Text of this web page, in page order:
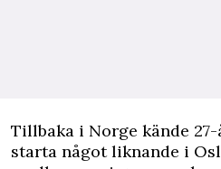
Tillbaka i Norge kände
starta något liknande i